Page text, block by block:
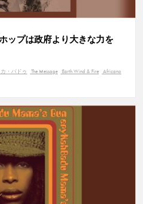
ップは政府より大きな力を
・バドゥ The Message Earth Wind & Fire Africano